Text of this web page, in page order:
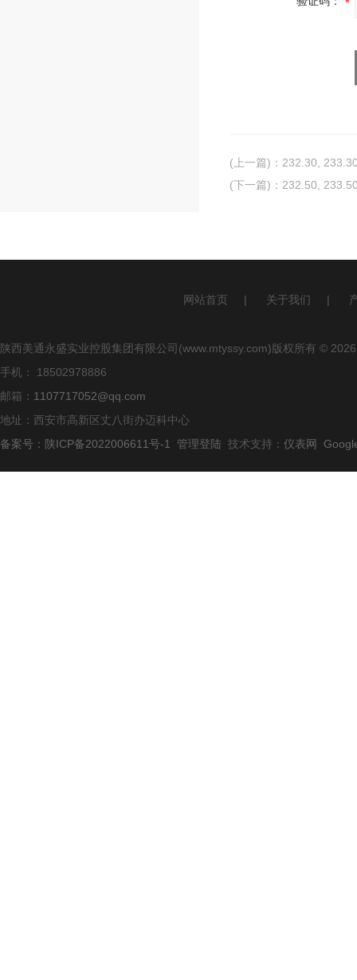
(上一篇) ： 232.30,
(下一篇) ： 232.50,
网站首页 | 关于我们 |
陕西美通永盛实业控股集团有限公司(www.mtyssy.com)版权所有 © 2026
手机： 18502978886
邮箱： 1107717052@qq.com
地址：西安市高新区丈八街办迈科中心
备案号：陕ICP备2022006611号-1
管理登陆 技术支持： 仪表网